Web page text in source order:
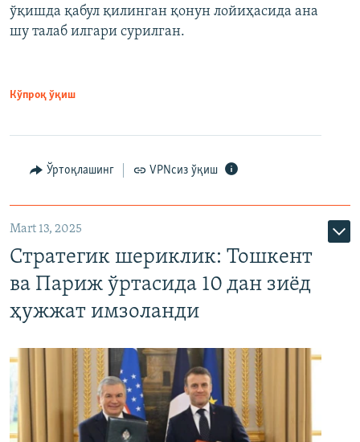
ўқишда қабул қилинган қонун лойиҳасида ана
шу талаб илгари сурилган.
Кўпроқ ўқиш
Ўртоқлашинг VPNсиз ўқиш
Mart 13, 2025
Стратегик шериклик: Тошкент
ва Париж ўртасида 10 дан зиёд
ҳужжат имзоланди